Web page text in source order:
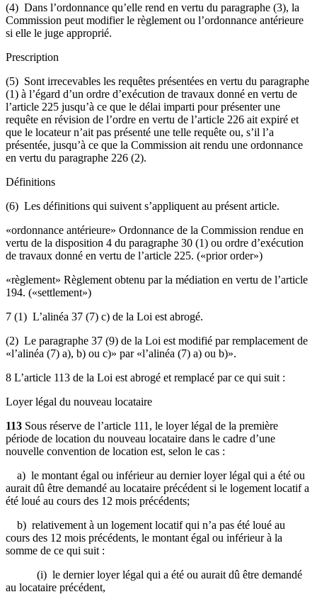
(4) Dans l’ordonnance qu’elle rend en vertu du paragraphe (3), la
Commission peut modifier le règlement ou l’ordonnance antérieure
si elle le juge approprié.
Prescription
(5) Sont irrecevables les requêtes présentées en vertu du paragraphe
(1) à l’égard d’un ordre d’exécution de travaux donné en vertu de
l’article 225 jusqu’à ce que le délai imparti pour présenter une
requête en révision de l’ordre en vertu de l’article 226 ait expiré et
que le locateur n’ait pas présenté une telle requête ou, s’il l’a
présentée, jusqu’à ce que la Commission ait rendu une ordonnance
en vertu du paragraphe 226 (2).
Définitions
(6) Les définitions qui suivent s’appliquent au présent article.
«ordonnance antérieure» Ordonnance de la Commission rendue en
vertu de la disposition 4 du paragraphe 30 (1) ou ordre d’exécution
de travaux donné en vertu de l’article 225. («prior order»)
«règlement» Règlement obtenu par la médiation en vertu de l’article
194. («settlement»)
7 (1) L’alinéa 37 (7) c) de la Loi est abrogé.
(2) Le paragraphe 37 (9) de la Loi est modifié par remplacement de
«l’alinéa (7) a), b) ou c)» par «l’alinéa (7) a) ou b)».
8 L’article 113 de la Loi est abrogé et remplacé par ce qui suit :
Loyer légal du nouveau locataire
113 Sous réserve de l’article 111, le loyer légal de la première
période de location du nouveau locataire dans le cadre d’une
nouvelle convention de location est, selon le cas :
a) le montant égal ou inférieur au dernier loyer légal qui a été ou
aurait dû être demandé au locataire précédent si le logement locatif a
été loué au cours des 12 mois précédents;
b) relativement à un logement locatif qui n’a pas été loué au
cours des 12 mois précédents, le montant égal ou inférieur à la
somme de ce qui suit :
(i) le dernier loyer légal qui a été ou aurait dû être demandé
au locataire précédent,